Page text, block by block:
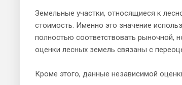
Земельные участки, относящиеся к
стоимость. Именно это значение
полностью соответствовать рыночной,
оценки лесных земель связаны с
Кроме этого, данные независимой